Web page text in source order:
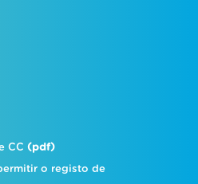
CC(pdf)
o registo de